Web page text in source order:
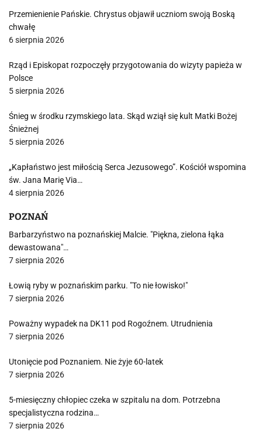
Przemienienie Pańskie. Chrystus objawił uczniom swoją Boską
chwałę
6 sierpnia 2026
Rząd i Episkopat rozpoczęły przygotowania do wizyty papieża w
Polsce
5 sierpnia 2026
Śnieg w środku rzymskiego lata. Skąd wziął się kult Matki Bożej
Śnieżnej
5 sierpnia 2026
„Kapłaństwo jest miłością Serca Jezusowego”. Kościół wspomina
św. Jana Marię Via…
4 sierpnia 2026
POZNAŃ
Barbarzyństwo na poznańskiej Malcie. "Piękna, zielona łąka
dewastowana"…
7 sierpnia 2026
Łowią ryby w poznańskim parku. "To nie łowisko!"
7 sierpnia 2026
Poważny wypadek na DK11 pod Rogoźnem. Utrudnienia
7 sierpnia 2026
Utonięcie pod Poznaniem. Nie żyje 60-latek
7 sierpnia 2026
5-miesięczny chłopiec czeka w szpitalu na dom. Potrzebna
specjalistyczna rodzina…
7 sierpnia 2026